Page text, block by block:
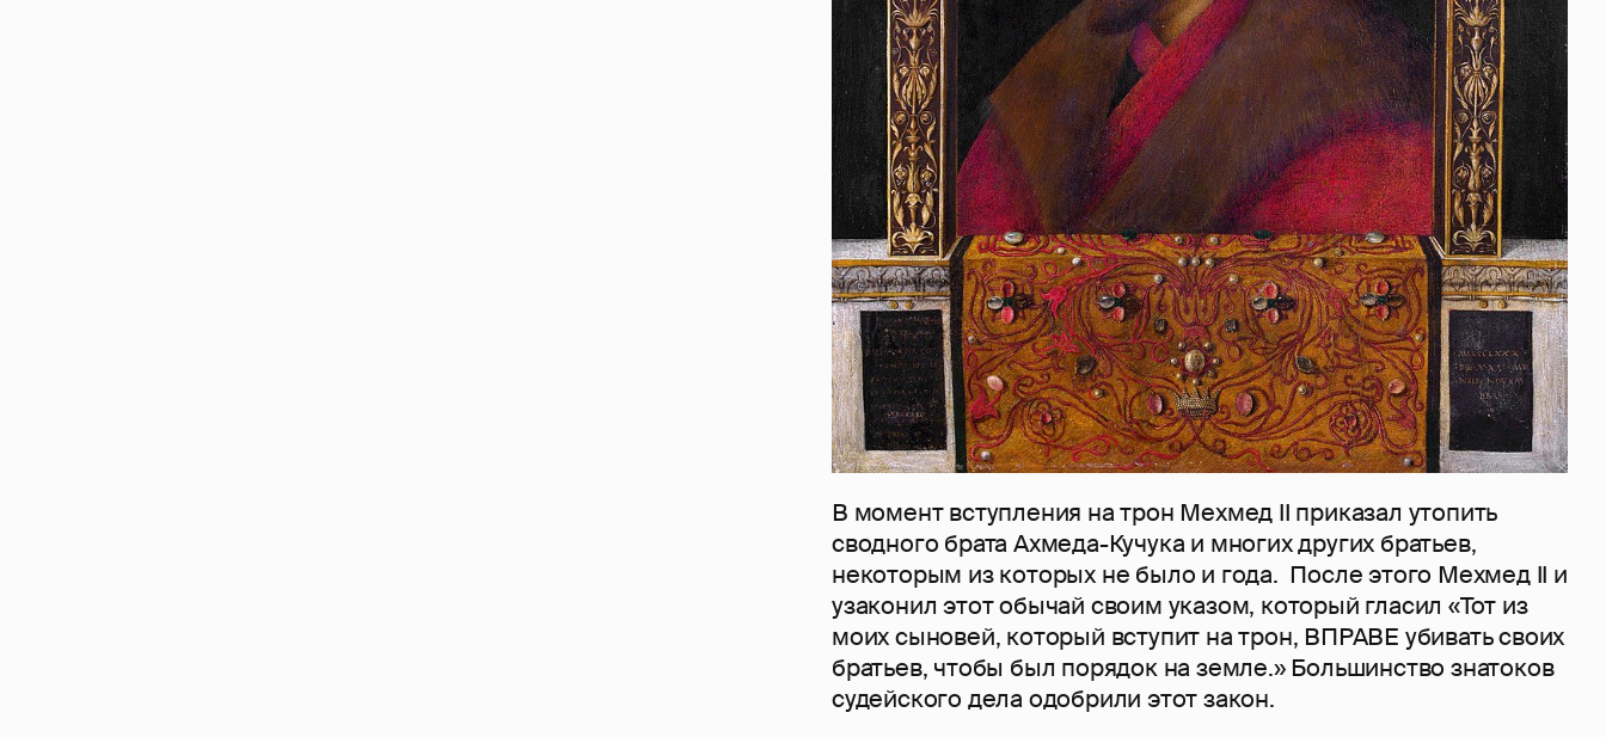
В момент вступления на трон Мехмед II приказал утопить
сводного брата Ахмеда-Кучука и многих других братьев,
некоторым из которых не было и года. После этого Мехмед II и
узаконил этот обычай своим указом, который гласил «Тот из
моих сыновей, который вступит на трон, ВПРАВЕ убивать своих
братьев, чтобы был порядок на земле.» Большинство знатоков
судейского дела одобрили этот закон.